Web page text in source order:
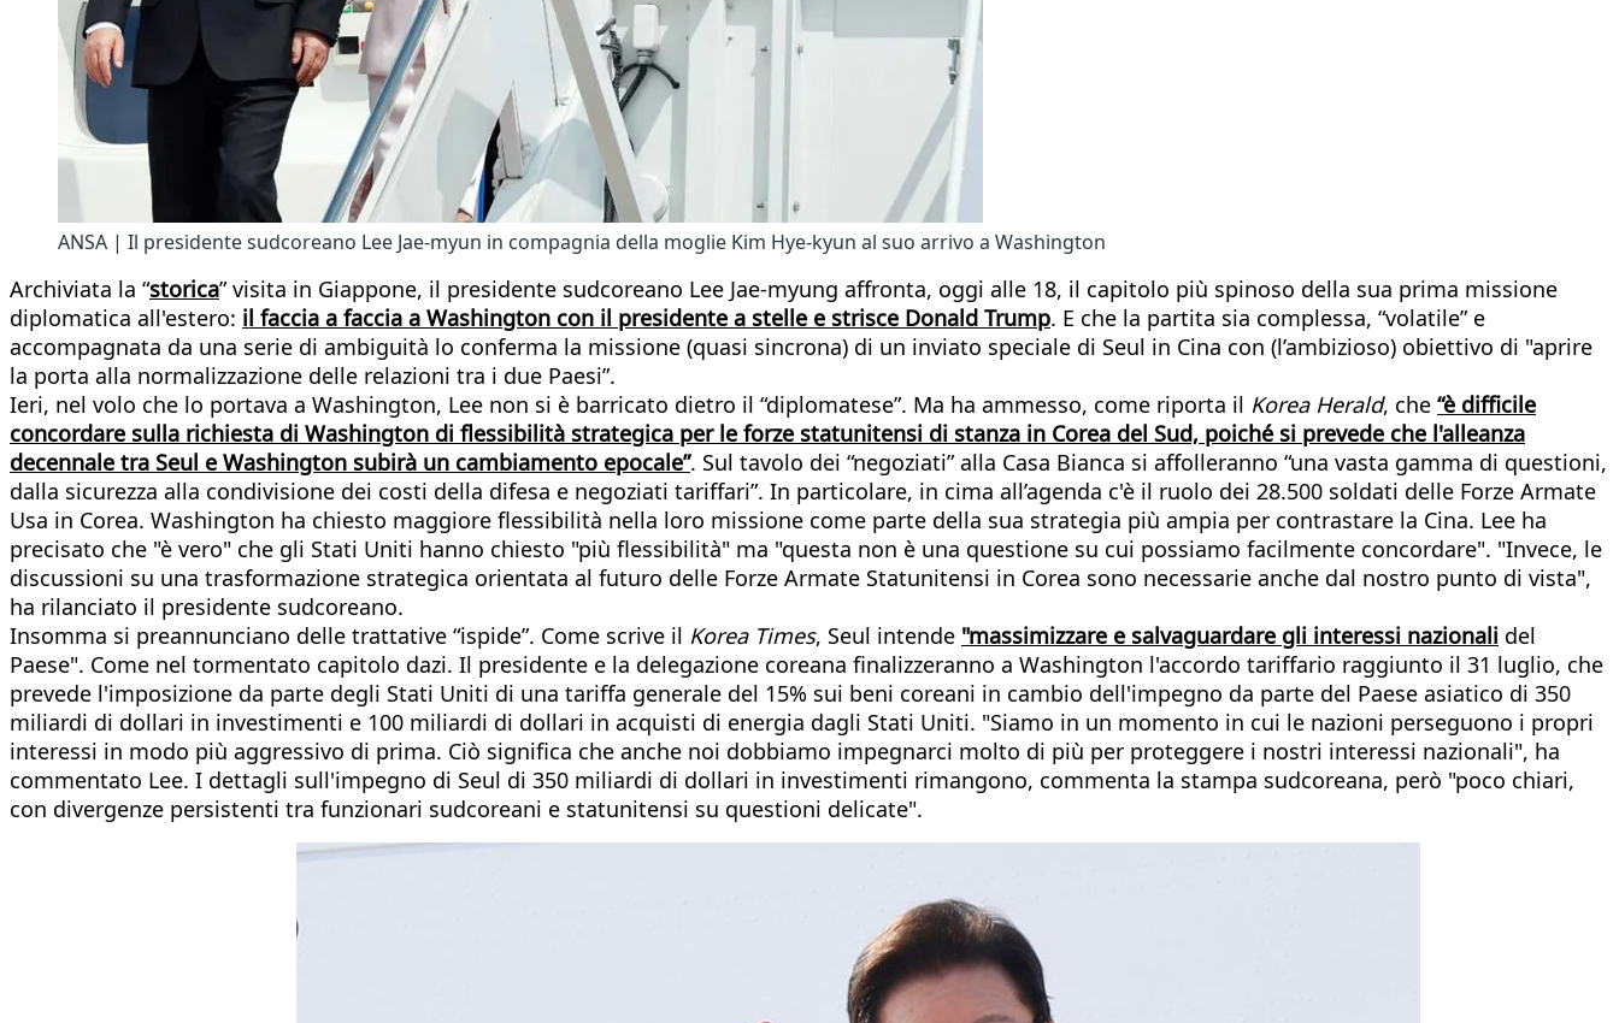
ANSA | Il presidente sudcoreano Lee Jae-myun in compagnia della moglie Kim Hye-kyun al suo arrivo a Washington
Archiviata la “storica” visita in Giappone, il presidente sudcoreano Lee Jae-myung affronta, oggi alle 18, il capitolo più spinoso della sua prima missione
diplomatica all'estero: il faccia a faccia a Washington con il presidente a stelle e strisce Donald Trump. E che la partita sia complessa, “volatile” e
accompagnata da una serie di ambiguità lo conferma la missione (quasi sincrona) di un inviato speciale di Seul in Cina con (l’ambizioso) obiettivo di "aprire
la porta alla normalizzazione delle relazioni tra i due Paesi”.
Ieri, nel volo che lo portava a Washington, Lee non si è barricato dietro il “diplomatese”. Ma ha ammesso, come riporta il Korea Herald, che “è difficile
concordare sulla richiesta di Washington di flessibilità strategica per le forze statunitensi di stanza in Corea del Sud, poiché si prevede che l'alleanza
decennale tra Seul e Washington subirà un cambiamento epocale”. Sul tavolo dei “negoziati” alla Casa Bianca si affolleranno “una vasta gamma di questioni,
dalla sicurezza alla condivisione dei costi della difesa e negoziati tariffari”. In particolare, in cima all’agenda c'è il ruolo dei 28.500 soldati delle Forze Armate
Usa in Corea. Washington ha chiesto maggiore flessibilità nella loro missione come parte della sua strategia più ampia per contrastare la Cina. Lee ha
precisato che "è vero" che gli Stati Uniti hanno chiesto "più flessibilità" ma "questa non è una questione su cui possiamo facilmente concordare". "Invece, le
discussioni su una trasformazione strategica orientata al futuro delle Forze Armate Statunitensi in Corea sono necessarie anche dal nostro punto di vista",
ha rilanciato il presidente sudcoreano.
Insomma si preannunciano delle trattative “ispide”. Come scrive il Korea Times, Seul intende "massimizzare e salvaguardare gli interessi nazionali del
Paese". Come nel tormentato capitolo dazi. Il presidente e la delegazione coreana finalizzeranno a Washington l'accordo tariffario raggiunto il 31 luglio, che
prevede l'imposizione da parte degli Stati Uniti di una tariffa generale del 15% sui beni coreani in cambio dell'impegno da parte del Paese asiatico di 350
miliardi di dollari in investimenti e 100 miliardi di dollari in acquisti di energia dagli Stati Uniti. "Siamo in un momento in cui le nazioni perseguono i propri
interessi in modo più aggressivo di prima. Ciò significa che anche noi dobbiamo impegnarci molto di più per proteggere i nostri interessi nazionali", ha
commentato Lee. I dettagli sull'impegno di Seul di 350 miliardi di dollari in investimenti rimangono, commenta la stampa sudcoreana, però "poco chiari,
con divergenze persistenti tra funzionari sudcoreani e statunitensi su questioni delicate".